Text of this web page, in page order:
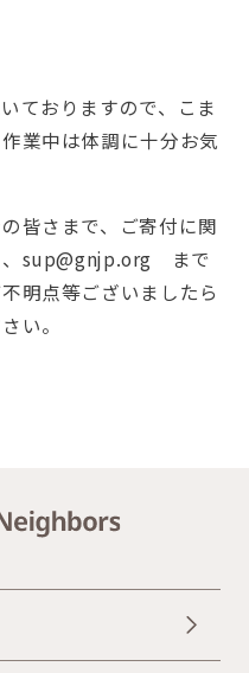
ておりますので、こま
業中は体調に十分お気
皆さまで、ご寄付に関
、sup@gnjp.org まで
明点等ございましたら
い。